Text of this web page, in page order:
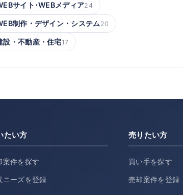
サイト･WEBメディア24
制作・デザイン・システム 20
設・不動産・住宅17
たい方
案件を探す
ニーズを登録
売りたい方
買い手を探す
売却案件を登録